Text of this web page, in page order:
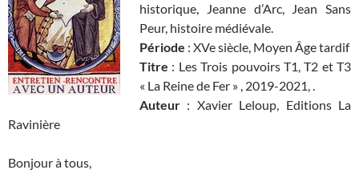
historique, Jeanne d’Arc, Jean Sans
Peur, histoire médiévale.
Période : XVe siècle, Moyen Âge tardif
Titre : Les Trois pouvoirs T1, T2 et T3
« La Reine de Fer » , 2019-2021, .
Auteur : Xavier Leloup, Editions La
Ravinière
Bonjour à tous,